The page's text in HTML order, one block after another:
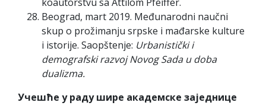
Beograd, mart 2019. Međunarodni naučni
skup o prožimanju srpske i mađarske kulture
i istorije. Saopštenje: Urbanistički i
demografski razvoj Novog Sada u doba
dualizma.
Учешће у раду шире академске заједнице